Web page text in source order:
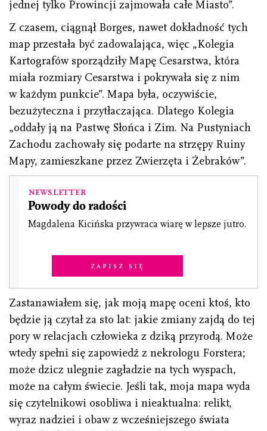
jednej tylko Prowincji zajmowała całe Miasto”.
Z czasem, ciągnął Borges, nawet dokładność tych
map przestała być zadowalająca, więc „Kolegia
Kartografów sporządziły Mapę Cesarstwa, która
miała rozmiary Cesarstwa i pokrywała się z nim
w każdym punkcie”. Mapa była, oczywiście,
bezużyteczna i przytłaczająca. Dlatego Kolegia
„oddały ją na Pastwę Słońca i Zim. Na Pustyniach
Zachodu zachowały się podarte na strzępy Ruiny
Mapy, zamieszkane przez Zwierzęta i Żebraków”.
Newsletter
Powody do radości
Magdalena Kicińska przywraca wiarę w lepsze jutro.
Zapisz się
Zastanawiałem się, jak moją mapę oceni ktoś, kto
będzie ją czytał za sto lat: jakie zmiany zajdą do tej
pory w relacjach człowieka z dziką przyrodą. Może
wtedy spełni się zapowiedź z nekrologu Forstera;
może dzicz ulegnie zagładzie na tych wyspach,
może na całym świecie. Jeśli tak, moja mapa wyda
się czytelnikowi osobliwa i nieaktualna: relikt,
wyraz nadziei i obaw z wcześniejszego świata